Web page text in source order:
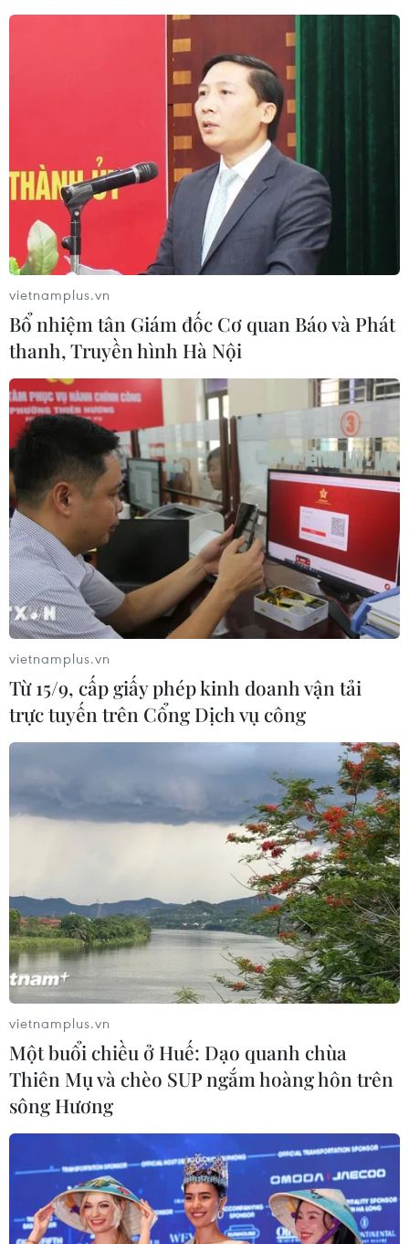
vietnamplus.vn
Bổ nhiệm tân Giám đốc Cơ quan Báo và Phát
thanh, Truyền hình Hà Nội
vietnamplus.vn
Từ 15/9, cấp giấy phép kinh doanh vận tải
trực tuyến trên Cổng Dịch vụ công
vietnamplus.vn
Một buổi chiều ở Huế: Dạo quanh chùa
Thiên Mụ và chèo SUP ngắm hoàng hôn trên
sông Hương